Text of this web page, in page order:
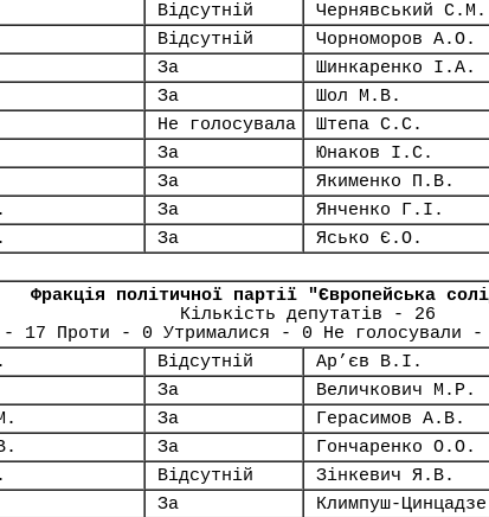
Відсутній Чернявський С.М.
Відсутній Чорноморов А.О.
За Шинкаренко І.А.
За Шол М.В.
Не голосувала Штепа С.С.
За Юнаков І.С.
За Якименко П.В.
За Янченко Г.І.
За Ясько Є.О.
Фракція політичної партії "Європейська
Кількість депутатів - 26
17 Проти - 0 Утрималися - 0 Не голосували
Відсутній Ар’єв В.І.
За Величкович М.Р.
За Герасимов А.В.
За Гончаренко О.О.
Відсутній Зінкевич Я.В.
За Климпуш-